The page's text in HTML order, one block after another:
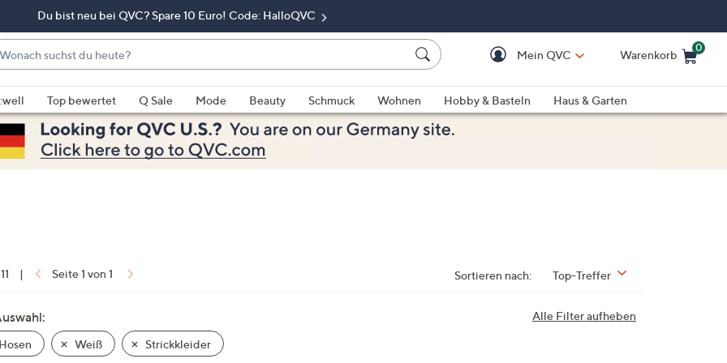
Du bist neu bei QVC? Spare 10 Euro! Code: HalloQVC
Mein QVC Warenkorb
0
Top bewertet Q Sale Mode Beauty Schmuck Wohnen Hobby & Basteln
Haus & Garten
| Seite 1 von 1 Sortieren nach: Top-Treffer
Alle Filter aufheben
Weiß Strickkleider